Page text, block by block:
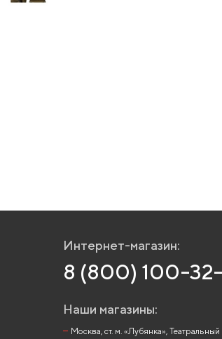
Интернет-магазин:
8 (800) 100-
Наши магазины:
Москва, ст. м. «Лубянка»,